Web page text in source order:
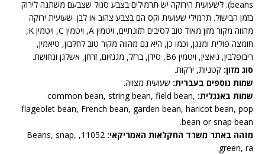
beans). לשעועית הירוקה יש תרמילים בצבע סגול שצבעם משתנה לירוק
בזמן הבישול. תרמילי שעועית וקס הם בצבע צהוב או לבן. שעועית ירוקה
מהווה מקור מזון מאוד טוב לסיבים תזונתיים, ויטמין A, ויטמין C, ויטמין K,
חומצה פולית ומנגן, וכמו כן, היא גם מהווה מקור טוב לחלבון, טיאמין,
ריבופלבין, ניאצין, ויטמין B6, סידן, ברזל, מגנזיום, זרחן, אשלגן ונחושת.
סוג מזון: קטניות, ירקות.
שמות נוספים בעברית: שעועית מצויה.
שמות באנגלית: common bean, string bean, field bean,
flageolet bean, French bean, garden bean, haricot bean, pop
bean or snap bean.
מזהה באתר משרד החקלאות האמריקאי:
11052, Beans, snap,
green, ra.